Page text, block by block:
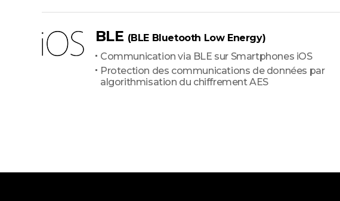
BLE (BLE Bluetooth Low Energy)
Communication via BLE sur Smartphones iOS
Protection des communications de données par
algorithmisation du chiffrement AES